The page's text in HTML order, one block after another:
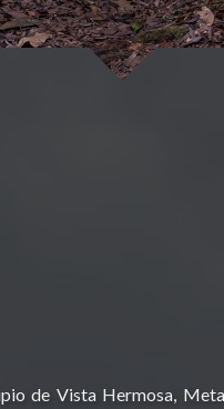
de Vista Hermosa,